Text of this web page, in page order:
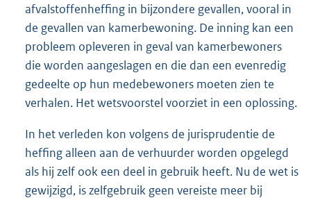
afvalstoffenheffing in bijzondere gevallen, vooral in
de gevallen van kamerbewoning. De inning kan een
probleem opleveren in geval van kamerbewoners
die worden aangeslagen en die dan een evenredig
gedeelte op hun medebewoners moeten zien te
verhalen. Het wetsvoorstel voorziet in een oplossing.
In het verleden kon volgens de jurisprudentie de
heffing alleen aan de verhuurder worden opgelegd
als hij zelf ook een deel in gebruik heeft. Nu de wet is
gewijzigd, is zelfgebruik geen vereiste meer bij